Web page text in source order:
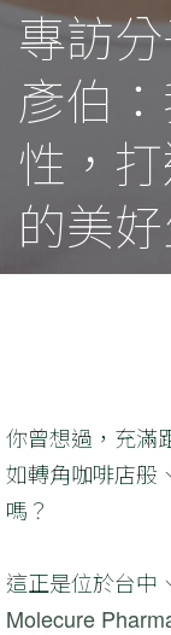
專訪
彥伯
性，
的美
你曾想過，充滿
如轉角咖啡店般
嗎？
這正是位於台中
Molecure